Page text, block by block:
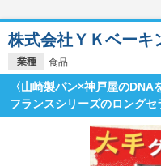
業種 食品
株式会社ＹＫベーキ
〈山崎製パン×神戸屋の
フランスシリーズのロングセ